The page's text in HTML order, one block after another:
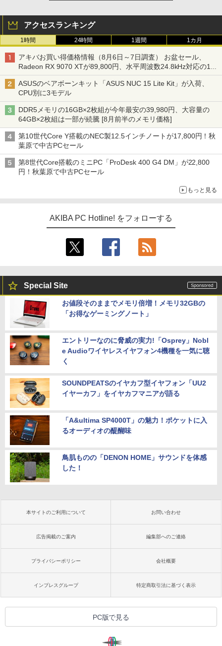
アクセスランキング
1時間 24時間 1週間 1カ月
アキバお買い得価格情報（8月6日～7日調査） お盆セール、
Radeon RX 9070 XTが89,800円、水平周波数24.8kHz対応の17
型モニターが9,801円、暑さ指数連動セール ほか
ASUSのベアボーンキット「ASUS NUC 15 Lite Kit」が入荷、
CPU別に3モデル
DDR5メモリの16GB×2枚組が今年最安の39,980円、大容量の
64GB×2枚組は一部が続騰 [8月前半のメモリ価格]
第10世代Core Y搭載のNEC製12.5インチノートが17,800円！秋
葉原で中古PCセール
第8世代Core搭載のミニPC「ProDesk 400 G4 DM」が22,800
円！秋葉原で中古PCセール
もっと見る
AKIBA PC Hotline! をフォローする
Special Site
お値段そのままでメモリ倍増！メモリ32GBの
「お得なゲーミングノート」
エントリーなのに脅威の実力!「Osprey」Nobl
e Audioワイヤレスイヤフォン4機種を一気に聴
く
SOUNDPEATSのイヤカフ型イヤフォン「UU2
イヤーカフ」をイヤカフマニアが語る
「A&ultima SP4000T」の魅力！ポケットに入
るオーディオの醍醐味
鳥肌ものの「DENON HOME」サウンドを体感
した！
本サイトのご利用について お問い合わせ
広告掲載のご案内 編集部へのご連絡
プライバシーポリシー 会社概要
インプレスグループ 特定商取引法に基づく表示
PC版で見る